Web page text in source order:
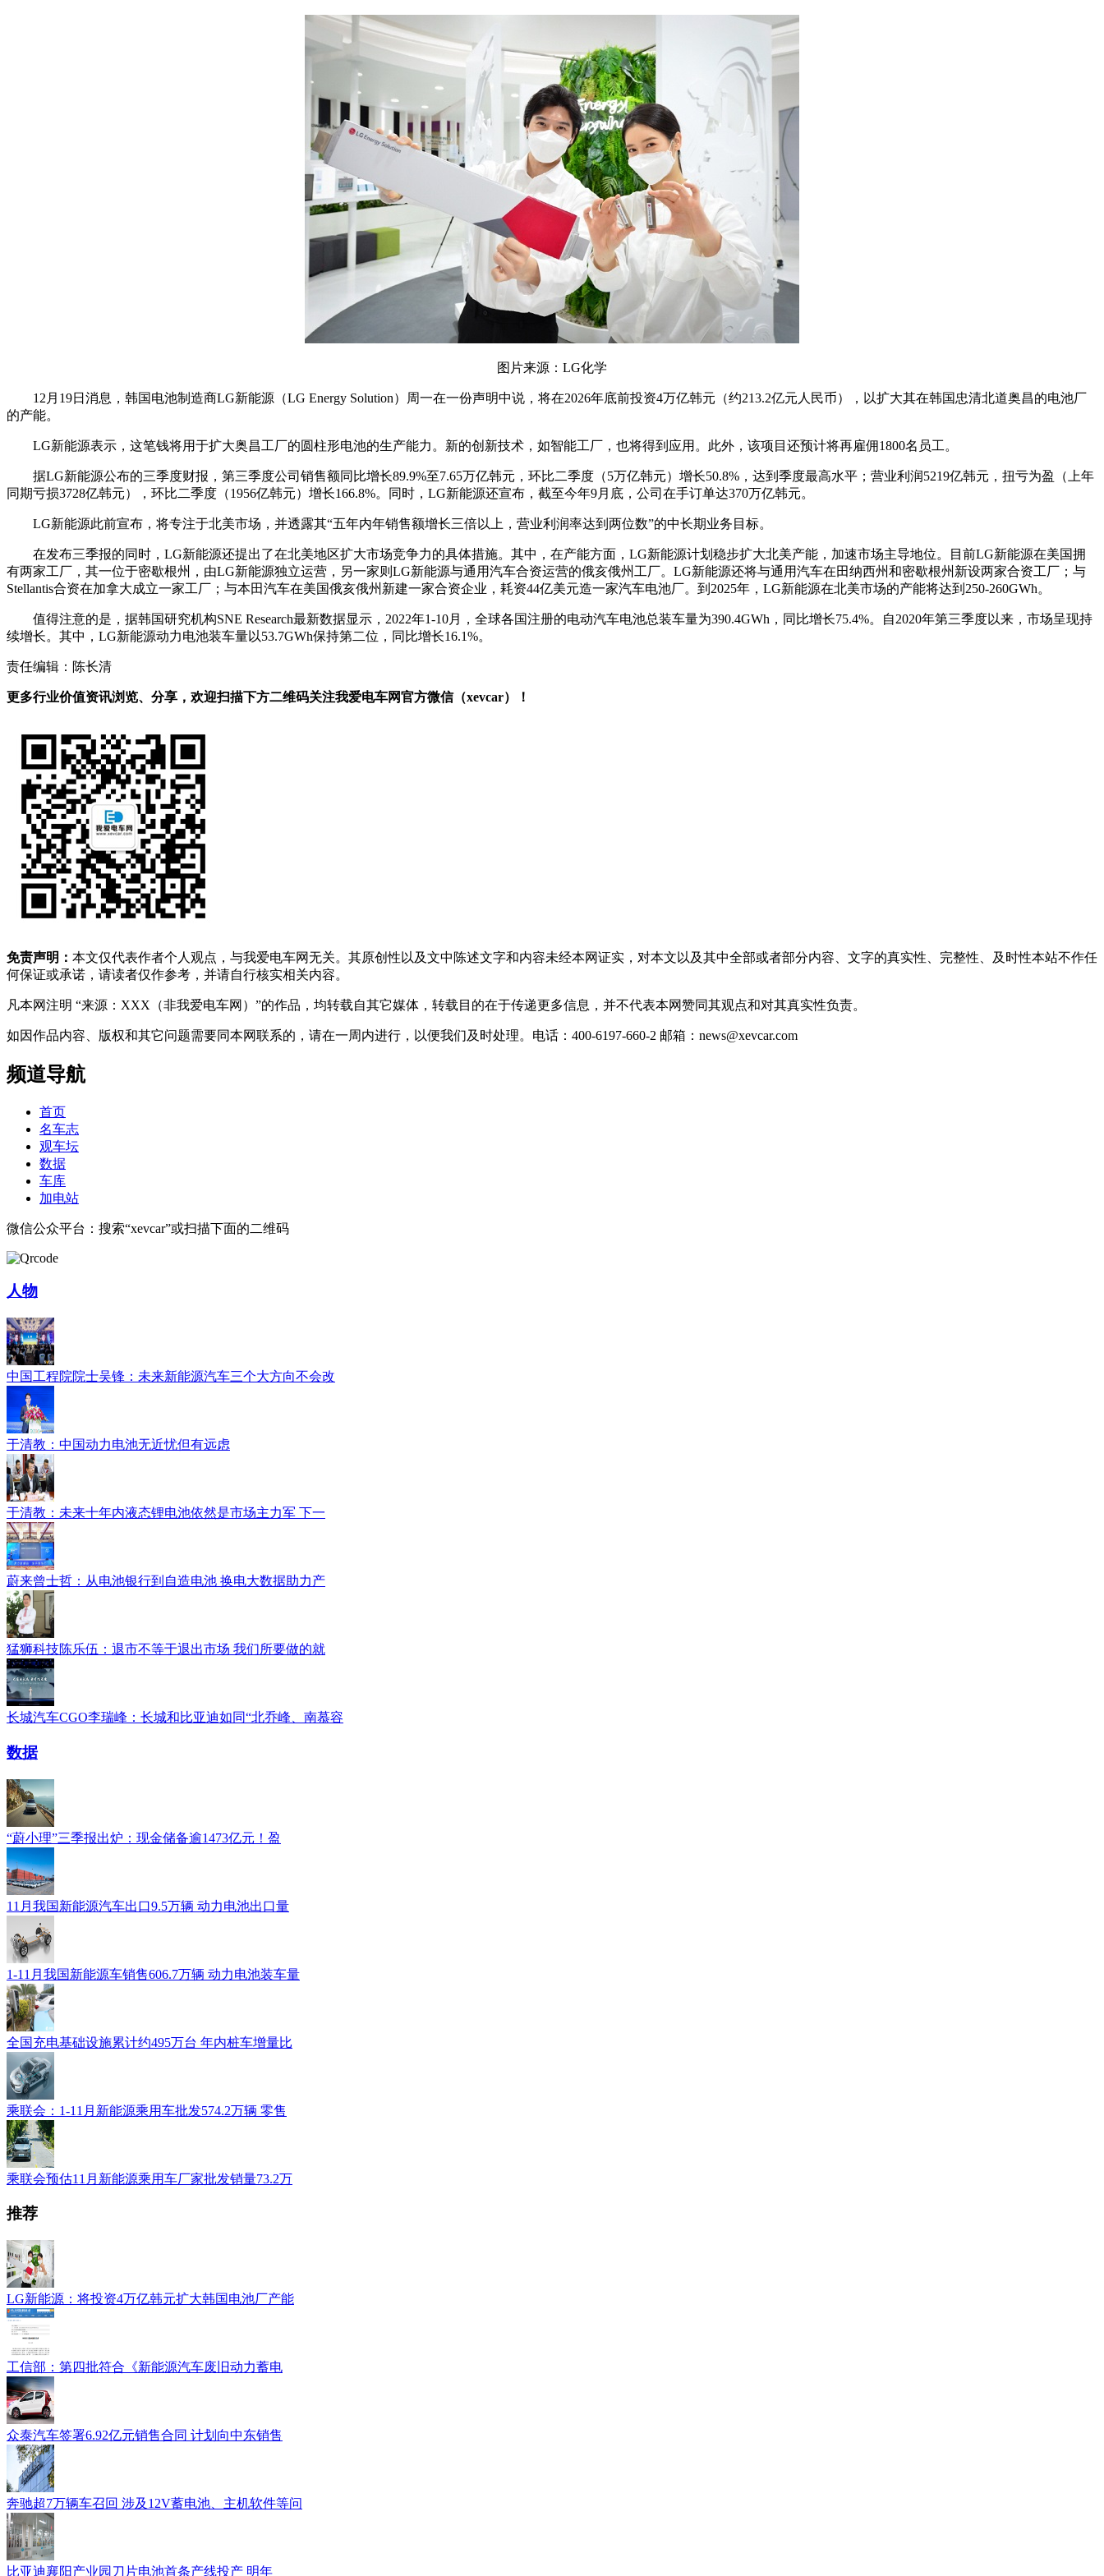
图片来源：LG化学
12月19日消息，韩国电池制造商LG新能源（LG Energy Solution）周一在一份声明中说，将在2026年底前投资4万亿韩元（约213.2亿元人民币），以扩大其在韩国忠清北道奥昌的电池厂
的产能。
LG新能源表示，这笔钱将用于扩大奥昌工厂的圆柱形电池的生产能力。新的创新技术，如智能工厂，也将得到应用。此外，该项目还预计将再雇佣1800名员工。
据LG新能源公布的三季度财报，第三季度公司销售额同比增长89.9%至7.65万亿韩元，环比二季度（5万亿韩元）增长50.8%，达到季度最高水平；营业利润5219亿韩元，扭亏为盈（上年
同期亏损3728亿韩元），环比二季度（1956亿韩元）增长166.8%。同时，LG新能源还宣布，截至今年9月底，公司在手订单达370万亿韩元。
LG新能源此前宣布，将专注于北美市场，并透露其“五年内年销售额增长三倍以上，营业利润率达到两位数”的中长期业务目标。
在发布三季报的同时，LG新能源还提出了在北美地区扩大市场竞争力的具体措施。其中，在产能方面，LG新能源计划稳步扩大北美产能，加速市场主导地位。目前LG新能源在美国拥
有两家工厂，其一位于密歇根州，由LG新能源独立运营，另一家则LG新能源与通用汽车合资运营的俄亥俄州工厂。LG新能源还将与通用汽车在田纳西州和密歇根州新设两家合资工厂；与
Stellantis合资在加拿大成立一家工厂；与本田汽车在美国俄亥俄州新建一家合资企业，耗资44亿美元造一家汽车电池厂。到2025年，LG新能源在北美市场的产能将达到250-260GWh。
值得注意的是，据韩国研究机构SNE Research最新数据显示，2022年1-10月，全球各国注册的电动汽车电池总装车量为390.4GWh，同比增长75.4%。自2020年第三季度以来，市场呈现持
续增长。其中，LG新能源动力电池装车量以53.7GWh保持第二位，同比增长16.1%。
责任编辑：陈长清
更多行业价值资讯浏览、分享，欢迎扫描下方二维码关注我爱电车网官方微信（xevcar）！
免责声明： 本文仅代表作者个人观点，与我爱电车网无关。其原创性以及文中陈述文字和内容未经本网证实，对本文以及其中全部或者部分内容、文字的真实性、完整性、及时性本站不作任
何保证或承诺，请读者仅作参考，并请自行核实相关内容。
凡本网注明 “来源：XXX（非我爱电车网）”的作品，均转载自其它媒体，转载目的在于传递更多信息，并不代表本网赞同其观点和对其真实性负责。
如因作品内容、版权和其它问题需要同本网联系的，请在一周内进行，以便我们及时处理。电话：400-6197-660-2 邮箱：news@xevcar.com
频道导航
首页
名车志
观车坛
数据
车库
加电站
微信公众平台：搜索“xevcar”或扫描下面的二维码
人物
中国工程院院士吴锋：未来新能源汽车三个大方向不会改
于清教：中国动力电池无近忧但有远虑
于清教：未来十年内液态锂电池依然是市场主力军 下一
蔚来曾士哲：从电池银行到自造电池 换电大数据助力产
猛狮科技陈乐伍：退市不等于退出市场 我们所要做的就
长城汽车CGO李瑞峰：长城和比亚迪如同“北乔峰、南慕容
数据
“蔚小理”三季报出炉：现金储备逾1473亿元！盈
11月我国新能源汽车出口9.5万辆 动力电池出口量
1-11月我国新能源车销售606.7万辆 动力电池装车量
全国充电基础设施累计约495万台 年内桩车增量比
乘联会：1-11月新能源乘用车批发574.2万辆 零售
乘联会预估11月新能源乘用车厂家批发销量73.2万
推荐
LG新能源：将投资4万亿韩元扩大韩国电池厂产能
工信部：第四批符合《新能源汽车废旧动力蓄电
众泰汽车签署6.92亿元销售合同 计划向中东销售
奔驰超7万辆车召回 涉及12V蓄电池、主机软件等问
比亚迪襄阳产业园刀片电池首条产线投产 明年